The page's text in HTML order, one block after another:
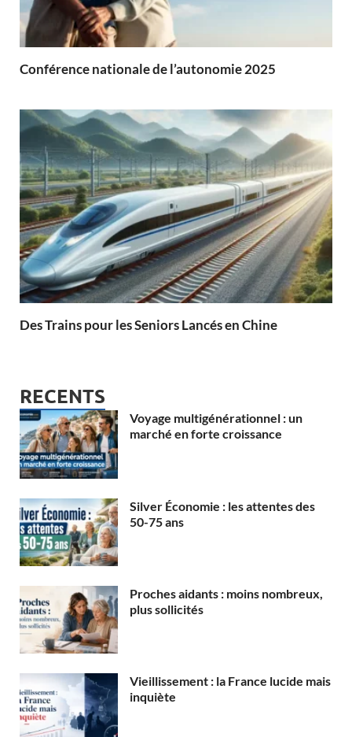
Conférence nationale de l’autonomie 2025
Des Trains pour les Seniors Lancés en Chine
RECENTS
Voyage multigénérationnel : un
marché en forte croissance
Silver Économie : les attentes des
50-75 ans
Proches aidants : moins nombreux,
plus sollicités
Vieillissement : la France lucide mais
inquiète